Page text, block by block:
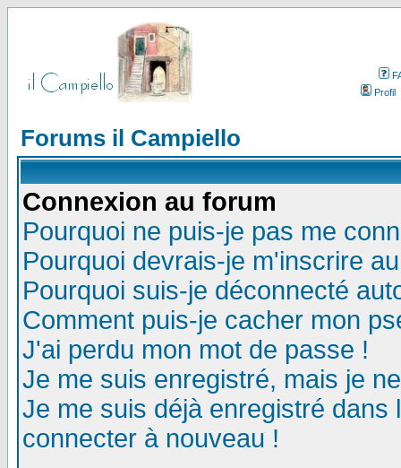
Profil
Forums il Campiello
Connexion au forum
Pourquoi ne puis-je pas me
Pourquoi devrais-je m'inscrire
Pourquoi suis-je déconnecté
Comment puis-je cacher mon
J'ai perdu mon mot de passe !
Je me suis enregistré, mais je
Je me suis déjà enregistré
connecter à nouveau !